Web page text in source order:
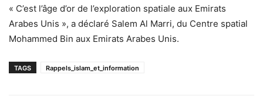
« C’est l’âge d’or de l’exploration spatiale aux Emirats
Arabes Unis », a déclaré Salem Al Marri, du Centre spatial
Mohammed Bin aux Emirats Arabes Unis.
TAGS Rappels_islam_et_information